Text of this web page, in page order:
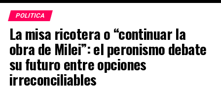
POLITICA
La misa ricotera o “continuar la
obra de Milei”: el peronismo debate
su futuro entre opciones
irreconciliables